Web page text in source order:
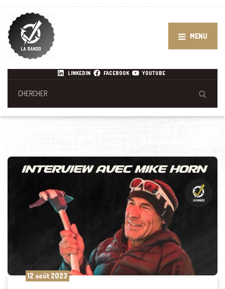
MENU
LINKEDIN FACEBOOK YOUTUBE
12 août 2023